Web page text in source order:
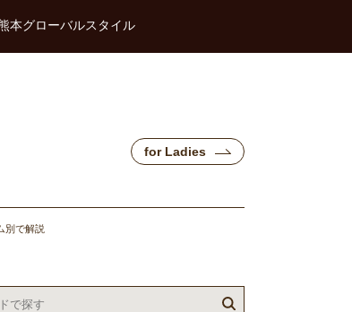
本グローバルスタイル
for Ladies
別で解説